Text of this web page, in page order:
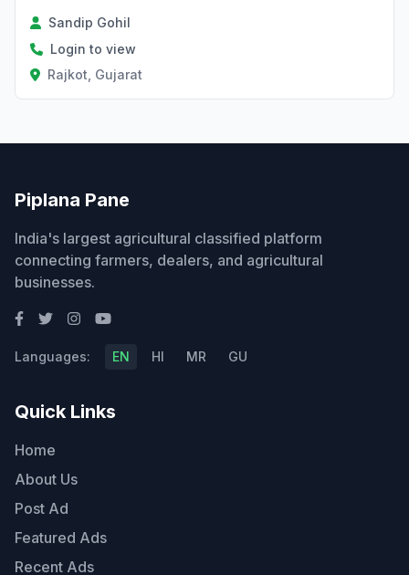
Sandip Gohil
Login to view
Rajkot, Gujarat
Piplana Pane
India's largest agricultural classified platform
connecting farmers, dealers, and agricultural
businesses.
Languages: EN HI MR GU
Quick Links
Home
About Us
Post Ad
Featured Ads
Recent Ads